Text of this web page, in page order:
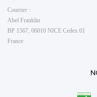
Courrier :
Abel Franklin
BP 1567, 06010 NICE Cedex 01
France